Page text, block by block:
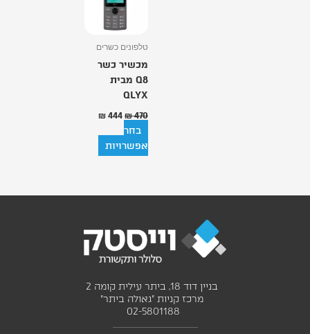
טלפונים כשרים
מכשיר כשר
Q8 מבית
₪444
אפשרויות
מספר
סוגים.
את
האפשרויות
בעמוד
המוצר
בניין דוד 18, ביתר עילית קומה 2
מרכז קניות "גאולה ביתר"
02-5801188 ‎